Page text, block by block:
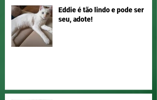
Eddie é tão lindo e pode ser
seu, adote!